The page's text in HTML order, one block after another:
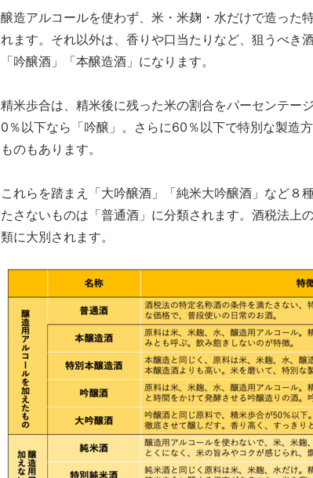
醸造アルコールを使わず、米・米麹・水だけで造った
れます。それ以外は、香りや口当たりなど、狙うべき
「吟醸酒」「本醸造酒」になります。
精米歩合は、精米後に残った米の割合をパーセンテー
0％以下なら「吟醸」。さらに60％以下で特別な製造
ものもあります。
これらを踏まえ「大吟醸酒」「純米大吟醸酒」など８
たさないものは「普通酒」に分類されます。酒税法上
類に大別されます。